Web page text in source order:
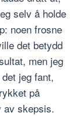
selv å holde
noen frosne
det betydd
men jeg
jeg fant,
på
av skepsis.